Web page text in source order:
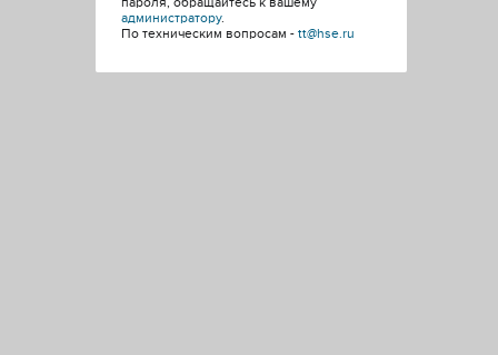
администратору.
По техническим вопросам - tt@hse.ru